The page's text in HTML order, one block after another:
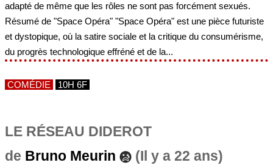
adapté de même que les rôles ne sont pas forcément sexués.
Résumé de "Space Opéra" "Space Opéra" est une pièce futuriste
et dystopique, où la satire sociale et la critique du consumérisme,
du progrès technologique effréné et de la...
COMÉDIE 10H 6F
LE RÉSEAU DIDEROT
de Bruno Meurin (Il y a 22 ans)